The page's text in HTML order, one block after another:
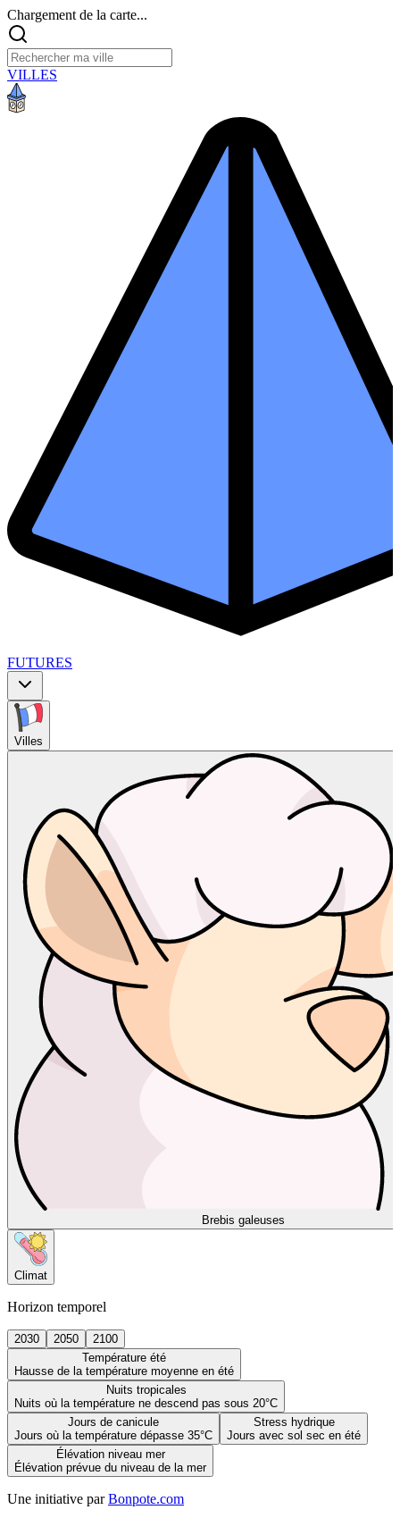
Chargement de la carte...
VILLES
FUTURES
Villes
Brebis galeuses
Climat
Horizon temporel
2030 2050
2100
Température été
Hausse de la température moyenne en été
Nuits tropicales
Nuits où la température ne descend pas sous 20°C
Jours de canicule
Jours où la température dépasse 35°C
Stress hydrique
Jours avec sol sec en été
Élévation niveau mer
Élévation prévue du niveau de la mer
Une initiative par Bonpote.com